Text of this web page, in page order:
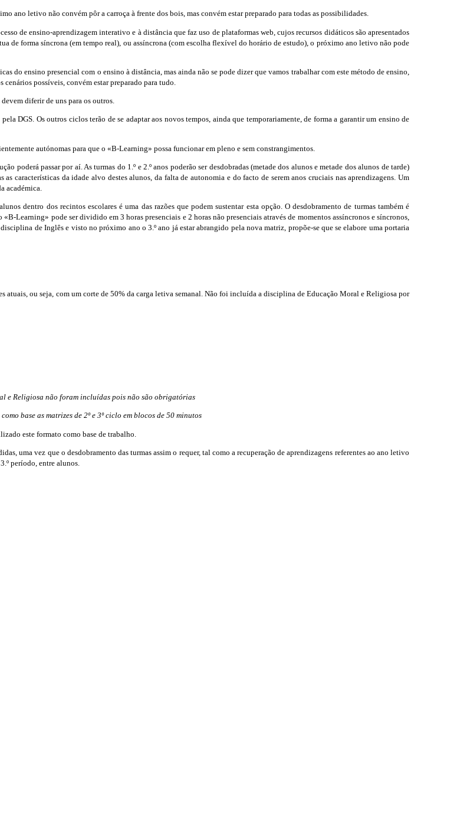
ano letivo não convém pôr a carroça à frente dos bois, mas convém estar preparado para todas as possibilidades.
de ensino-aprendizagem interativo e à distância que faz uso de plataformas web, cujos recursos didáticos são apresentados
de forma síncrona (em tempo real), ou assíncrona (com escolha flexível do horário de estudo), o próximo ano letivo não pode
do ensino presencial com o ensino à distância, mas ainda não se pode dizer que vamos trabalhar com este método de ensino,
possíveis, convém estar preparado para tudo.
diferir de uns para os outros.
DGS. Os outros ciclos terão de se adaptar aos novos tempos, ainda que temporariamente, de forma a garantir um ensino de
autónomas para que o «B-Learning» possa funcionar em pleno e sem constrangimentos.
passar por aí. As turmas do 1.º e 2.º anos poderão ser desdobradas (metade dos alunos e metade dos alunos de tarde)
características da idade alvo destes alunos, da falta de autonomia e do facto de serem anos cruciais nas aprendizagens. Um
académica.
dentro dos recintos escolares é uma das razões que podem sustentar esta opção. O desdobramento de turmas também é
Learning» pode ser dividido em 3 horas presenciais e 2 horas não presenciais através de momentos assíncronos e síncronos,
de Inglês e visto no próximo ano o 3.º ano já estar abrangido pela nova matriz, propõe-se que se elabore uma portaria
atuais, ou seja, com um corte de 50% da carga letiva semanal. Não foi incluída a disciplina de Educação Moral e Religiosa por
e Religiosa não foram incluídas pois não são obrigatórias
base as matrizes de 2º e 3º ciclo em blocos de 50 minutos
este formato como base de trabalho.
uma vez que o desdobramento das turmas assim o requer, tal como a recuperação de aprendizagens referentes ao ano letivo
período, entre alunos.